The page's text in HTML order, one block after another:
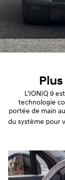
L'IONIQ 9
technologie
portée de main
du système pour